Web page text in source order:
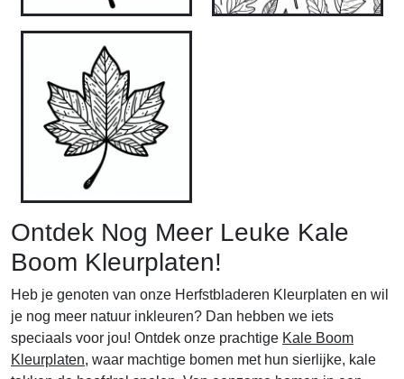
Ontdek Nog Meer Leuke Kale
Boom Kleurplaten!
Heb je genoten van onze Herfstbladeren Kleurplaten en wil
je nog meer natuur inkleuren? Dan hebben we iets
speciaals voor jou! Ontdek onze prachtige Kale Boom
Kleurplaten, waar machtige bomen met hun sierlijke, kale